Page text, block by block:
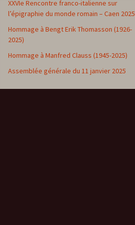
XXVIe Rencontre franco-italienne sur
l’épigraphie du monde romain – Caen 2025
Hommage à Bengt Erik Thomasson (1926-
2025)
Hommage à Manfred Clauss (1945-2025)
Assemblée générale du 11 janvier 2025